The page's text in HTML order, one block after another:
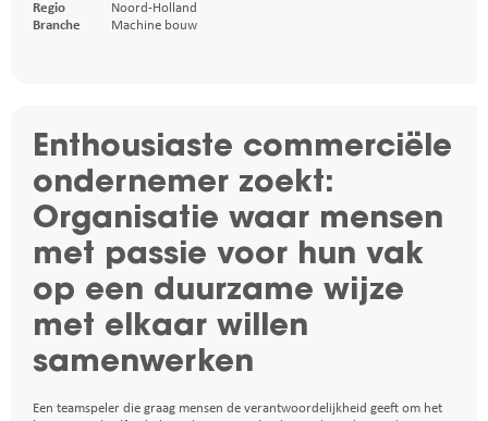
Regio
Noord-Holland
Branche
Machine bouw
Enthousiaste commerciële
ondernemer zoekt:
Organisatie waar mensen
met passie voor hun vak
op een duurzame wijze
met elkaar willen
samenwerken
Een teamspeler die graag mensen de verantwoordelijkheid geeft om het